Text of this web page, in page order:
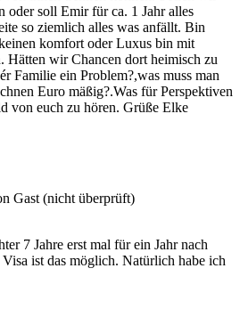
oder soll Emir für ca. 1 Jahr alles
so ziemlich alles was anfällt. Bin
komfort oder Luxus bin mit
Hätten wir Chancen dort heimisch zu
Familie ein Problem?,was muss man
Euro mäßig?.Was für Perspektiven
von euch zu hören. Grüße Elke
Gast (nicht überprüft)
7 Jahre erst mal für ein Jahr nach
ist das möglich. Natürlich habe ich